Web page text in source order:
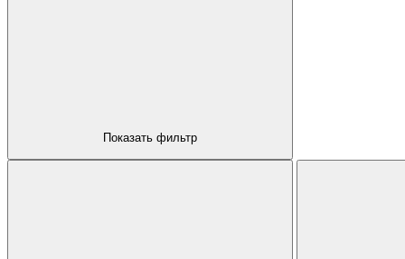
Показать фильтр